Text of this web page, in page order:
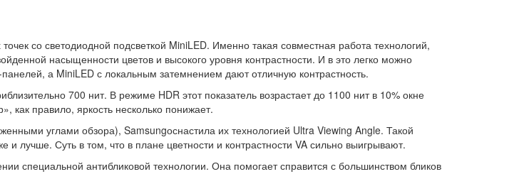
со светодиодной подсветкой MiniLED. Именно такая совместная работа технологий,
насыщенности цветов и высокого уровня контрастности. И в это легко можно
а MiniLED с локальным затемнением дают отличную контрастность.
700 нит. В режиме HDR этот показатель возрастает до 1100 нит в 10% окне
как правило, яркость несколько понижает.
углами обзора), Samsungоснастила их технологией Ultra Viewing Angle. Такой
лучше. Суть в том, что в плане цветности и контрастности VA сильно выигрывают.
специальной антибликовой технологии. Она помогает справится с большинством бликов